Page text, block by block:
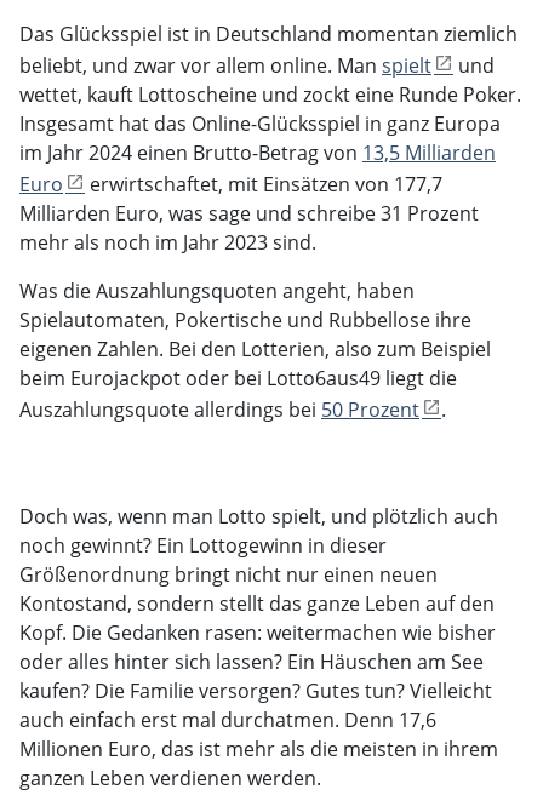
Das Glücksspiel ist in Deutschland momentan ziemlich
beliebt, und zwar vor allem online. Man spielt
und
wettet, kauft Lottoscheine und zockt eine Runde Poker.
Insgesamt hat das Online-Glücksspiel in ganz Europa
im Jahr 2024 einen Brutto-Betrag von 13,5 Milliarden
Euro
erwirtschaftet, mit Einsätzen von 177,7
Milliarden Euro, was sage und schreibe 31 Prozent
mehr als noch im Jahr 2023 sind.
Was die Auszahlungsquoten angeht, haben
Spielautomaten, Pokertische und Rubbellose ihre
eigenen Zahlen. Bei den Lotterien, also zum Beispiel
beim Eurojackpot oder bei Lotto6aus49 liegt die
Auszahlungsquote allerdings bei 50 Prozent .
Doch was, wenn man Lotto spielt, und plötzlich auch
noch gewinnt? Ein Lottogewinn in dieser
Größenordnung bringt nicht nur einen neuen
Kontostand, sondern stellt das ganze Leben auf den
Kopf. Die Gedanken rasen: weitermachen wie bisher
oder alles hinter sich lassen? Ein Häuschen am See
kaufen? Die Familie versorgen? Gutes tun? Vielleicht
auch einfach erst mal durchatmen. Denn 17,6
Millionen Euro, das ist mehr als die meisten in ihrem
ganzen Leben verdienen werden.